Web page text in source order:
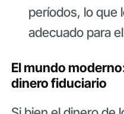
períodos, lo que
adecuado para
El mundo
dinero fiduciario